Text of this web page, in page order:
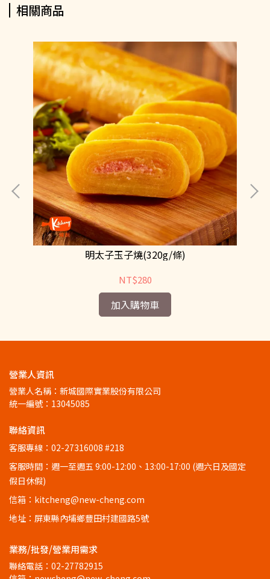
相關商品
明太子玉子燒(320g/條)
NT$280
加入購物車
營業人資訊
營業人名稱：新城國際實業股份有限公司
統一編號：13045085
聯絡資訊
客服專線：02-27316008 #218
客服時間：週一至週五 9:00-12:00、13:00-17:00 (週六日及國定
假日休假)
信箱：kitcheng@new-cheng.com
地址：屏東縣內埔鄉豐田村建國路5號
業務/批發/營業用需求
聯絡電話：02-27782915